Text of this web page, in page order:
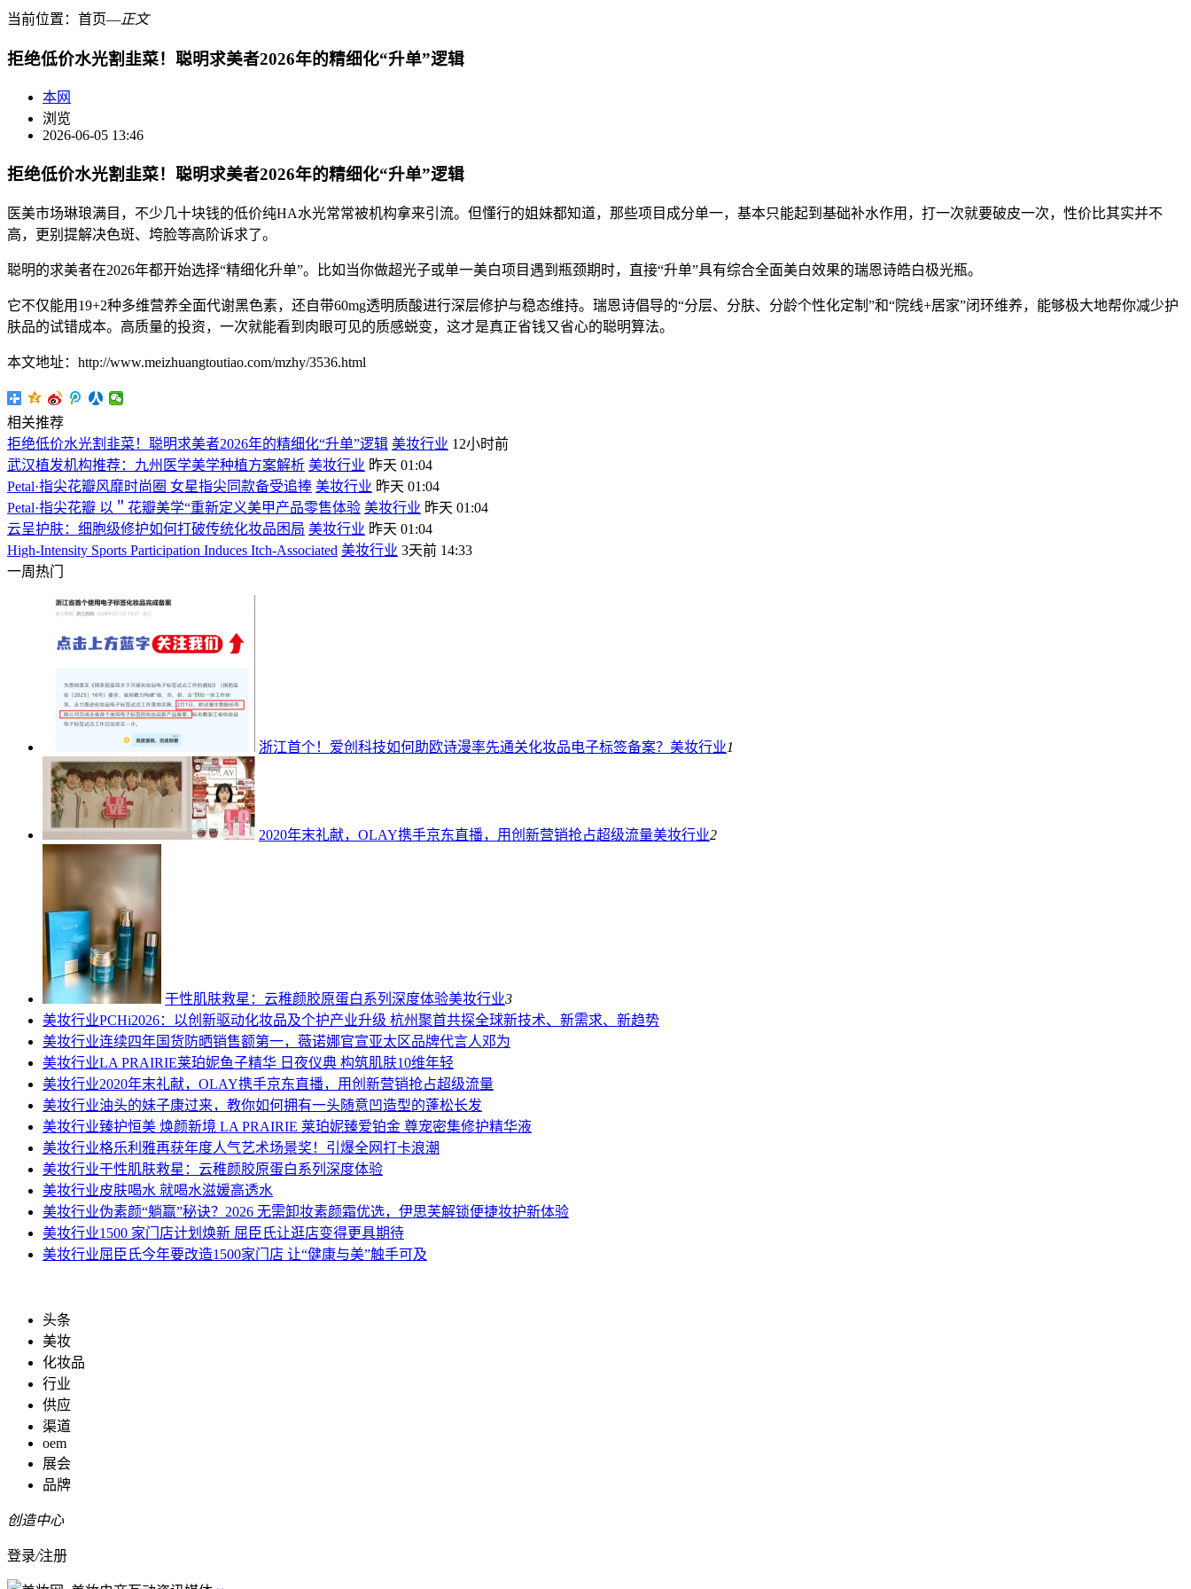
当前位置： 首页―正文
拒绝低价水光割韭菜！聪明求美者2026年的精细化“升单”逻辑
本网
浏览
2026-06-05 13:46
拒绝低价水光割韭菜！聪明求美者2026年的精细化“升单”逻辑
医美市场琳琅满目，不少几十块钱的低价纯HA水光常常被机构拿来引流。但懂行的姐妹都知道，那些项目成分单一，基本只能起到基础补水作用，打一次就要破皮一次，性价比其实并不
高，更别提解决色斑、垮脸等高阶诉求了。
聪明的求美者在2026年都开始选择“精细化升单”。比如当你做超光子或单一美白项目遇到瓶颈期时，直接“升单”具有综合全面美白效果的瑞恩诗皓白极光瓶。
它不仅能用19+2种多维营养全面代谢黑色素，还自带60mg透明质酸进行深层修护与稳态维持。瑞恩诗倡导的“分层、分肤、分龄个性化定制”和“院线+居家”闭环维养，能够极大地帮你减少护
肤品的试错成本。高质量的投资，一次就能看到肉眼可见的质感蜕变，这才是真正省钱又省心的聪明算法。
本文地址：http://www.meizhuangtoutiao.com/mzhy/3536.html
相关推荐
拒绝低价水光割韭菜！聪明求美者2026年的精细化“升单”逻辑 美妆行业 12小时前
武汉植发机构推荐：九州医学美学种植方案解析 美妆行业 昨天 01:04
Petal·指尖花瓣风靡时尚圈 女星指尖同款备受追捧 美妆行业 昨天 01:04
Petal·指尖花瓣 以＂花瓣美学“重新定义美甲产品零售体验 美妆行业 昨天 01:04
云呈护肤：细胞级修护如何打破传统化妆品困局 美妆行业 昨天 01:04
High-Intensity Sports Participation Induces Itch-Associated 美妆行业 3天前 14:33
一周热门
浙江首个！爱创科技如何助欧诗漫率先通关化妆品电子标签备案？ 美妆行业1
2020年末礼献，OLAY携手京东直播，用创新营销抢占超级流量美妆行业2
干性肌肤救星：云稚颜胶原蛋白系列深度体验美妆行业3
美妆行业PCHi2026：以创新驱动化妆品及个护产业升级 杭州聚首共探全球新技术、新需求、新趋势
美妆行业连续四年国货防晒销售额第一，薇诺娜官宣亚太区品牌代言人邓为
美妆行业LA PRAIRIE莱珀妮鱼子精华 日夜仪典 构筑肌肤10维年轻
美妆行业2020年末礼献，OLAY携手京东直播，用创新营销抢占超级流量
美妆行业油头的妹子康过来，教你如何拥有一头随意凹造型的蓬松长发
美妆行业臻护恒美 焕颜新境 LA PRAIRIE 莱珀妮臻爱铂金 尊宠密集修护精华液
美妆行业格乐利雅再获年度人气艺术场景奖！引爆全网打卡浪潮
美妆行业干性肌肤救星：云稚颜胶原蛋白系列深度体验
美妆行业皮肤喝水 就喝水滋媛高透水
美妆行业伪素颜“躺赢”秘诀？2026 无需卸妆素颜霜优选，伊思芙解锁便捷妆护新体验
美妆行业1500 家门店计划焕新 屈臣氏让逛店变得更具期待
美妆行业屈臣氏今年要改造1500家门店 让“健康与美”触手可及
头条
美妆
化妆品
行业
供应
渠道
oem
展会
品牌
创造中心
登录/注册